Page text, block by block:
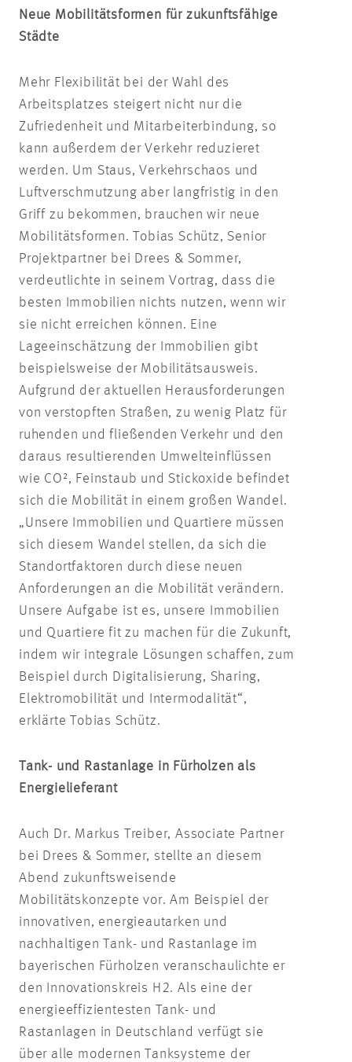
Neue Mobilitätsformen für zukunftsfähige
Städte
Mehr Flexibilität bei der Wahl des
Arbeitsplatzes steigert nicht nur die
Zufriedenheit und Mitarbeiterbindung, so
kann außerdem der Verkehr reduzieret
werden. Um Staus, Verkehrschaos und
Luftverschmutzung aber langfristig in den
Griff zu bekommen, brauchen wir neue
Mobilitätsformen. Tobias Schütz, Senior
Projektpartner bei Drees & Sommer,
verdeutlichte in seinem Vortrag, dass die
besten Immobilien nichts nutzen, wenn wir
sie nicht erreichen können. Eine
Lageeinschätzung der Immobilien gibt
beispielsweise der Mobilitätsausweis.
Aufgrund der aktuellen Herausforderungen
von verstopften Straßen, zu wenig Platz für
ruhenden und fließenden Verkehr und den
daraus resultierenden Umwelteinflüssen
wie CO², Feinstaub und Stickoxide befindet
sich die Mobilität in einem großen Wandel.
„Unsere Immobilien und Quartiere müssen
sich diesem Wandel stellen, da sich die
Standortfaktoren durch diese neuen
Anforderungen an die Mobilität verändern.
Unsere Aufgabe ist es, unsere Immobilien
und Quartiere fit zu machen für die Zukunft,
indem wir integrale Lösungen schaffen, zum
Beispiel durch Digitalisierung, Sharing,
Elektromobilität und Intermodalität“,
erklärte Tobias Schütz.
Tank- und Rastanlage in Fürholzen als
Energielieferant
Auch Dr. Markus Treiber, Associate Partner
bei Drees & Sommer, stellte an diesem
Abend zukunftsweisende
Mobilitätskonzepte vor. Am Beispiel der
innovativen, energieautarken und
nachhaltigen Tank- und Rastanlage im
bayerischen Fürholzen veranschaulichte er
den Innovationskreis H2. Als eine der
energieeffizientesten Tank- und
Rastanlagen in Deutschland verfügt sie
über alle modernen Tanksysteme der